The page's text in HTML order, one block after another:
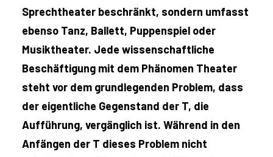
Sprechtheater beschränkt, sondern umfasst
ebenso Tanz, Ballett, Puppenspiel oder
Musiktheater. Jede wissenschaftliche
Beschäftigung mit dem Phänomen Theater
steht vor dem grundlegenden Problem, dass
der eigentliche Gegenstand der T, die
Aufführung, vergänglich ist. Während in den
Anfängen der T dieses Problem nicht